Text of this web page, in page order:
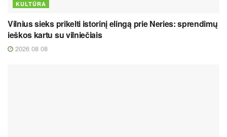
KULTŪRA
Vilnius sieks prikelti istorinį elingą prie Neries: sprendimų
ieškos kartu su vilniečiais
2026 08 08